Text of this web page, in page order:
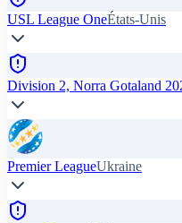
USL League OneÉtats-Unis
Division 2, Norra Gotaland
Premier LeagueUkraine